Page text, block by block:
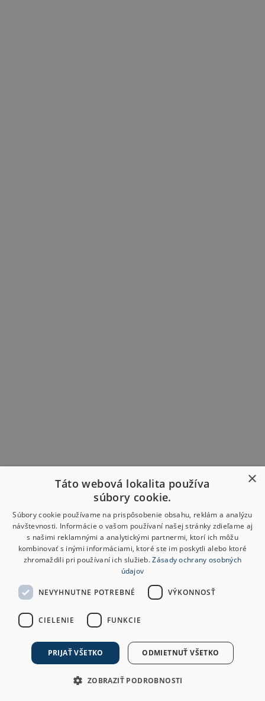
×
Táto webová lokalita používa
súbory cookie.
Súbory cookie používame na prispôsobenie obsahu, reklám a analýzu
návštevnosti. Informácie o vašom používaní našej stránky zdieľame aj
s našimi reklamnými a analytickými partnermi, ktorí ich môžu
kombinovať s inými informáciami, ktoré ste im poskytli alebo ktoré
zhromaždili pri používaní ich služieb.Zásady ochrany osobných
údajov
NEVYHNUTNE POTREBNÉ VÝKONNOSŤ
CIELENIE FUNKCIE
PRIJAŤ VŠETKO ODMIETNUŤ VŠETKO
ZOBRAZIŤ PODROBNOSTI